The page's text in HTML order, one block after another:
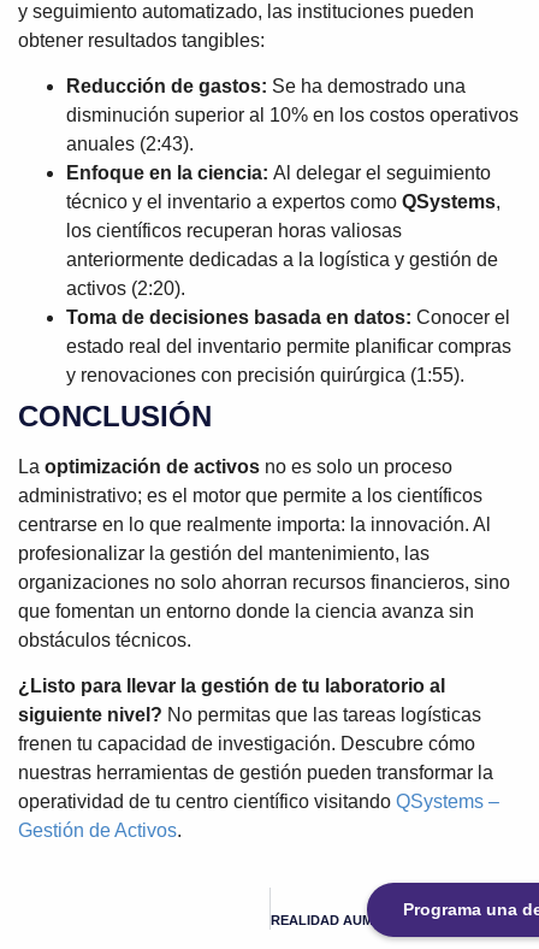
Programa una
y seguimiento automatizado, las instituciones pueden
obtener resultados tangibles:
Reducción de gastos: Se ha demostrado una
disminución superior al 10% en los costos operativos
anuales (2:43).
Enfoque en la ciencia: Al delegar el seguimiento
técnico y el inventario a expertos como QSystems,
los científicos recuperan horas valiosas
anteriormente dedicadas a la logística y gestión de
activos (2:20).
Toma de decisiones basada en datos: Conocer el
estado real del inventario permite planificar compras
y renovaciones con precisión quirúrgica (1:55).
CONCLUSIÓN
La optimización de activos no es solo un proceso
administrativo; es el motor que permite a los científicos
centrarse en lo que realmente importa: la innovación. Al
profesionalizar la gestión del mantenimiento, las
organizaciones no solo ahorran recursos financieros, sino
que fomentan un entorno donde la ciencia avanza sin
obstáculos técnicos.
¿Listo para llevar la gestión de tu laboratorio al
siguiente nivel? No permitas que las tareas logísticas
frenen tu capacidad de investigación. Descubre cómo
nuestras herramientas de gestión pueden transformar la
operatividad de tu centro científico visitando QSystems –
Gestión de Activos.
REALIDAD AUMENTADA EN SALUD, EJEMPLO PRÁCTICO